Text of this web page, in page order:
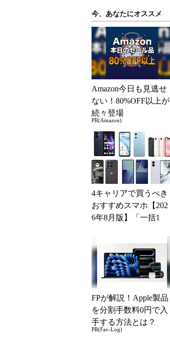
今、あなたにオススメ
Amazon今日も見逃せ
ない！80%OFF以上が
続々登場
PR(Amazon)
4キャリアで買うべき
おすすめスマホ【202
6年8月版】「一括1
得なiPhone／...
FPが解説！Apple製品
を分割手数料0円で入
手する方法とは？
PR(Fav-Log)